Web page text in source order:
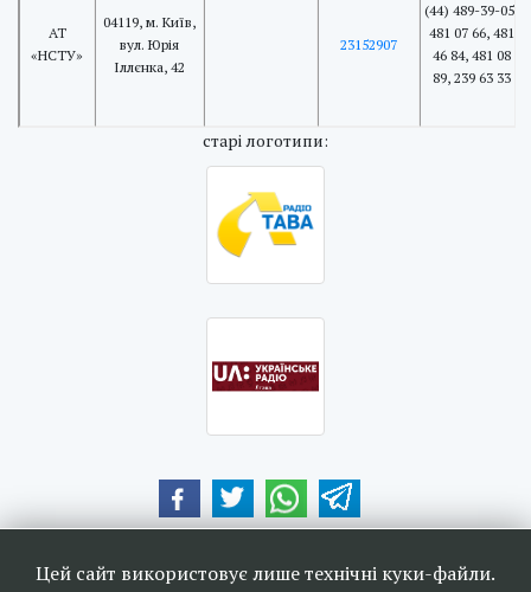
АТ
«НСТУ»
04119, м. Київ,
вул. Юрія
Іллєнка, 42
23152907
(44) 489-39-05,
481 07 66, 481
46 84, 481 08
89, 239 63 33
cтарі логотипи:
Цей сайт використовує лише технічні куки-файли.